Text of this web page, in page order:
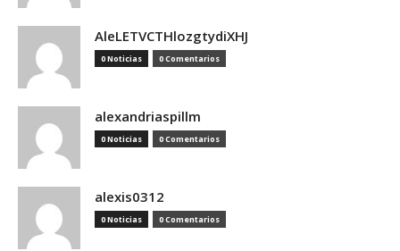
AleLETVCTHlozgtydiXHJ
0 Noticias 0 Comentarios
alexandriaspillm
0 Noticias 0 Comentarios
alexis0312
0 Noticias 0 Comentarios